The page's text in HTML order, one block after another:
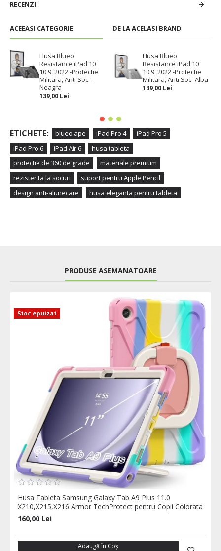
ACEEASI CATEGORIE DE LA ACELASI BRAND
Husa Blueo
Resistance iPad 10
10.9' 2022 -Protectie
Militara, Anti Soc -
Neagra
139,00 Lei
Husa Blueo
Resistance iPad 10
10.9' 2022 -Protectie
Militara, Anti Soc -Alba
139,00 Lei
RECENZII
ETICHETE: blueo ape iPad Pro 4
iPad Pro 5
iPad Pro 6
iPad Air 6
husa tableta
protectie de 360 de grade
materiale premium
rezistenta la socuri
suport pentru Apple Pencil
design anti-alunecare
husa eleganta pentru tableta
PRODUSE ASEMANATOARE
Stoc epuizat
Husa Tableta Samsung Galaxy Tab A9 Plus 11.0
X210,X215,X216 Armor TechProtect pentru Copii Colorata
160,00 Lei
Adaugă în Coş